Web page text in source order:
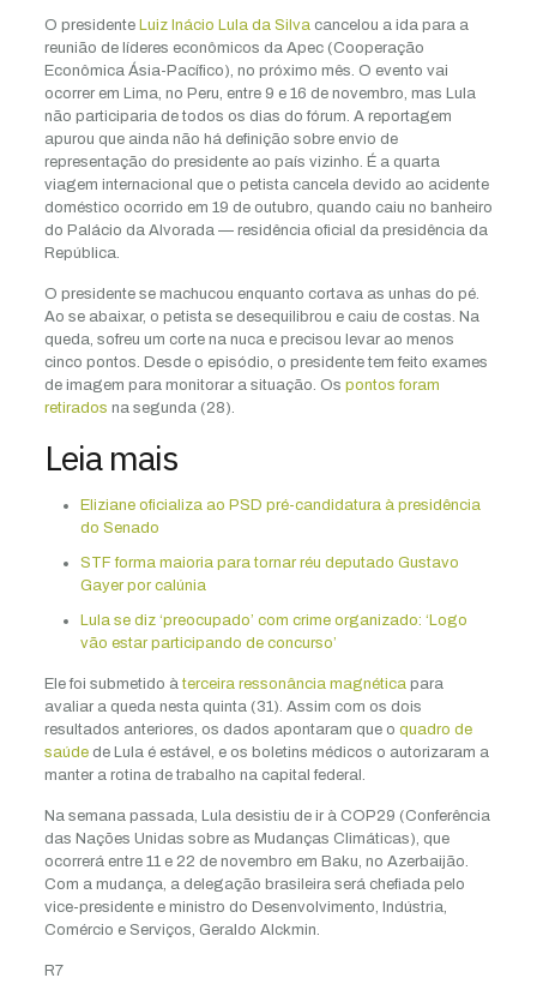
O presidente Luiz Inácio Lula da Silva cancelou a ida para a
reunião de líderes econômicos da Apec (Cooperação
Econômica Ásia-Pacífico), no próximo mês. O evento vai
ocorrer em Lima, no Peru, entre 9 e 16 de novembro, mas Lula
não participaria de todos os dias do fórum. A reportagem
apurou que ainda não há definição sobre envio de
representação do presidente ao país vizinho. É a quarta
viagem internacional que o petista cancela devido ao acidente
doméstico ocorrido em 19 de outubro, quando caiu no banheiro
do Palácio da Alvorada — residência oficial da presidência da
República.
O presidente se machucou enquanto cortava as unhas do pé.
Ao se abaixar, o petista se desequilibrou e caiu de costas. Na
queda, sofreu um corte na nuca e precisou levar ao menos
cinco pontos. Desde o episódio, o presidente tem feito exames
de imagem para monitorar a situação. Os pontos foram
retirados na segunda (28).
Leia mais
Eliziane oficializa ao PSD pré-candidatura à presidência
do Senado
STF forma maioria para tornar réu deputado Gustavo
Gayer por calúnia
Lula se diz ‘preocupado’ com crime organizado: ‘Logo
vão estar participando de concurso’
Ele foi submetido à terceira ressonância magnética para
avaliar a queda nesta quinta (31). Assim com os dois
resultados anteriores, os dados apontaram que o quadro de
saúdede Lula é estável, e os boletins médicos o autorizaram a
manter a rotina de trabalho na capital federal.
Na semana passada, Lula desistiu de ir à COP29 (Conferência
das Nações Unidas sobre as Mudanças Climáticas), que
ocorrerá entre 11 e 22 de novembro em Baku, no Azerbaijão.
Com a mudança, a delegação brasileira será chefiada pelo
vice-presidente e ministro do Desenvolvimento, Indústria,
Comércio e Serviços, Geraldo Alckmin.
R7